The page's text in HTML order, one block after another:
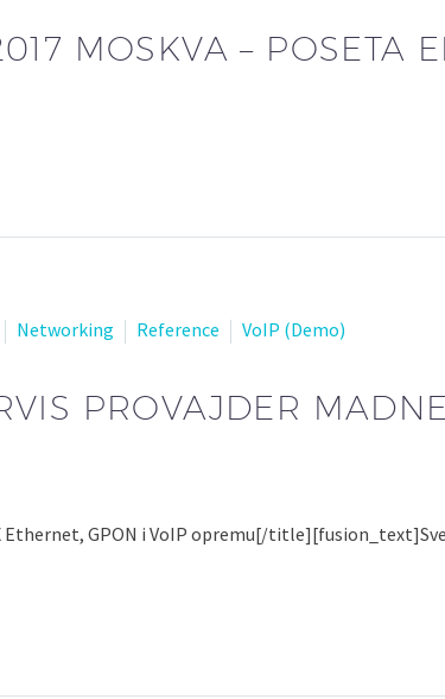
MOSKVA – POSETA
Networking Reference VoIP (Demo)
PROVAJDER
Ethernet, GPON i VoIP opremu[/